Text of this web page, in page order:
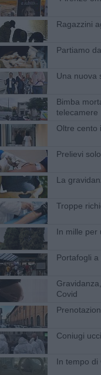
Ragazzini
Partiamo
Una nuova
Bimba
telecamere
Oltre cento
​Prelievi
La
Troppe
In mille per
Portafogli
Covid
Coniugi
In tempo di